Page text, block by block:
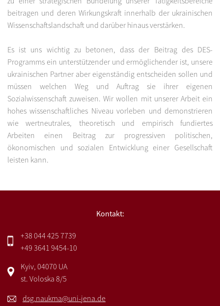
beitragen und deren Wirkungskraft innerhalb der ukrainischen
Wissenschaftslandschaft und darüber hinaus verstärken.
Es ist uns wichtig zu betonen, dass der Beitrag des DES-
Programms ein unterstützender und ermöglichender ist, unsere
ukrainischen Partner aber eigenständig entscheiden sollen und
müssen welchen Weg und Auftrag sie ihrer eigenen
Sozialwissenschaft zuweisen. Wir wollen mit unserer Arbeit ein
hohes wissenschaftliches Niveau vorleben und demonstrieren
wie wertneutrales, theoretisch und empirisch fundiertes
Arbeiten einen Beitrag zur progressiven politischen,
ökonomischen und sozialen Entwicklung einer Gesellschaft
leisten kann.
Kontakt:
+38 044 425 7739
+49 3641 9454-10
Kyiv, 04070 UA
st. Voloska 8/5
dsg.naukma@uni-jena.de